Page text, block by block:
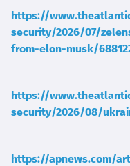
https://
security/2026/07/
from-elon-musk/
https://
security/2026/08/
https://apnews.com/